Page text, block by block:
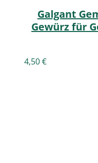
Galgant
Gewürz für
4,50€